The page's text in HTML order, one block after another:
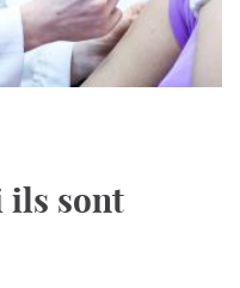
ils sont